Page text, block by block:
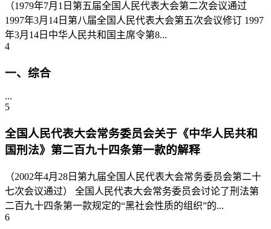
（1979年7月1日第五届全国人民代表大会第二次会议通过
1997年3月14日第八届全国人民代表大会第五次会议修订 1997
年3月14日中华人民共和国主席令第8...
4
一、综合
...
5
全国人民代表大会常务委员会关于《中华人民共和
国刑法》第二百九十四条第一款的解释
（2002年4月28日第九届全国人民代表大会常务委员会第二十
七次会议通过） 全国人民代表大会常务委员会讨论了刑法第
二百九十四条第一款规定的“黑社会性质的组织”的...
6